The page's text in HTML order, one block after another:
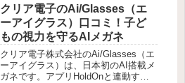
によるメリット・デメリットや実際に
起こりうる登校時のトラブルなどをま
とめてみました。
クリア電子のAi/Glasses（エ
ーアイグラス）口コミ！子ど
もの視力を守るAIメガネ
クリア電子株式会社のAi/Glasses（エ
ーアイグラス）は、日本初のAI搭載メ
ガネです。アプリHoldOnと連動する